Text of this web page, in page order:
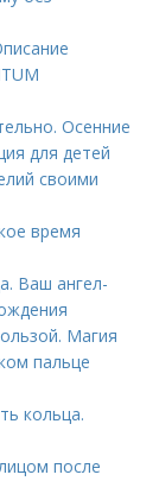
Осенние
для детей
своими
время
Ваш ангел-
Магия
пальце
кольца.
после